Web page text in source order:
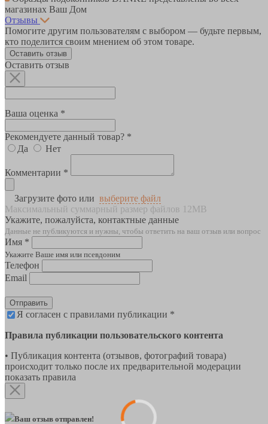
магазинах Ваш Дом
Отзывы
Помогите другим пользователям с выбором — будьте первым,
кто поделится своим мнением об этом товаре.
Оставить отзыв
Оставить отзыв
Ваша оценка *
Рекомендуете данный товар? *
Да
Нет
Комментарии *
Загрузите фото или выберите файл
Максимальный суммарный размер файлов 12MB
Укажите, пожалуйста, контактные данные
Данные не публикуются и нужны, чтобы ответить на ваш отзыв или вопрос
Имя *
Укажите Ваше имя или псевдоним
Телефон
Email
Отправить
Я согласен с правилами публикации *
Правила публикации пользовательского контента
• Публикация контента (отзывов, фотографий товара)
происходит только после их предварительной модерации
показать правила
Ваш отзыв отправлен!